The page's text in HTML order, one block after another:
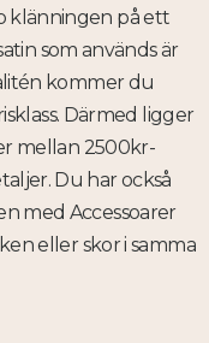
klänningen på ett
som används är
kommer du
Därmed ligger
mellan 2500kr-
Du har också
med Accessoarer
eller skor i samma